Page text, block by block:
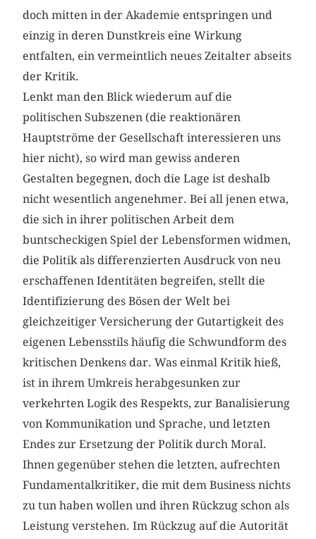
doch mitten in der Akademie entspringen und
einzig in deren Dunstkreis eine Wirkung
entfalten, ein vermeintlich neues Zeitalter abseits
der Kritik.
Lenkt man den Blick wiederum auf die
politischen Subszenen (die reaktionären
Hauptströme der Gesellschaft interessieren uns
hier nicht), so wird man gewiss anderen
Gestalten begegnen, doch die Lage ist deshalb
nicht wesentlich angenehmer. Bei all jenen etwa,
die sich in ihrer politischen Arbeit dem
buntscheckigen Spiel der Lebensformen widmen,
die Politik als differenzierten Ausdruck von neu
erschaffenen Identitäten begreifen, stellt die
Identifizierung des Bösen der Welt bei
gleichzeitiger Versicherung der Gutartigkeit des
eigenen Lebensstils häufig die Schwundform des
kritischen Denkens dar. Was einmal Kritik hieß,
ist in ihrem Umkreis herabgesunken zur
verkehrten Logik des Respekts, zur Banalisierung
von Kommunikation und Sprache, und letzten
Endes zur Ersetzung der Politik durch Moral.
Ihnen gegenüber stehen die letzten, aufrechten
Fundamentalkritiker, die mit dem Business nichts
zu tun haben wollen und ihren Rückzug schon als
Leistung verstehen. Im Rückzug auf die Autorität